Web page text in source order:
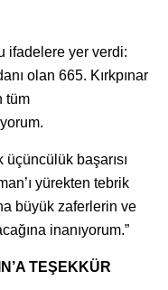
ifadelere yer verdi:
olan 665. Kırkpınar
tüm
üçüncülük başarısı
yürekten tebrik
büyük zaferlerin ve
inanıyorum.”
TEŞEKKÜR